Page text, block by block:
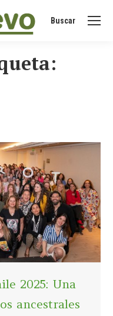
Buscar:
Buscar
2025: Una
ancestrales